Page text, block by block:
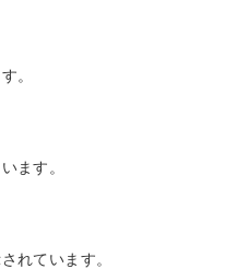
。
ます。
れています。